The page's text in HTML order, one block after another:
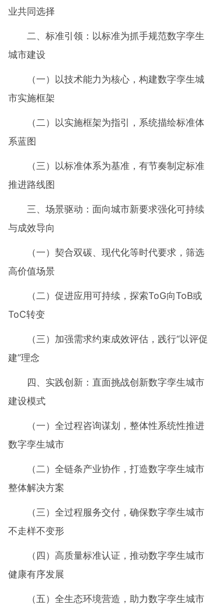
业共同选择
二、标准引领：以标准为抓手规范数字孪生
城市建设
（一）以技术能力为核心，构建数字孪生城
市实施框架
（二）以实施框架为指引，系统描绘标准体
系蓝图
（三）以标准体系为基准，有节奏制定标准
推进路线图
三、场景驱动：面向城市新要求强化可持续
与成效导向
（一）契合双碳、现代化等时代要求，筛选
高价值场景
（二）促进应用可持续，探索ToG向ToB或
ToC转变
（三）加强需求约束成效评估，践行“以评促
建”理念
四、实践创新：直面挑战创新数字孪生城市
建设模式
（一）全过程咨询谋划，整体性系统性推进
数字孪生城市
（二）全链条产业协作，打造数字孪生城市
整体解决方案
（三）全过程服务交付，确保数字孪生城市
不走样不变形
（四）高质量标准认证，推动数字孪生城市
健康有序发展
（五）全生态环境营造，助力数字孪生城市